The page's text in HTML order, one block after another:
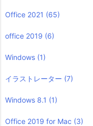
Office 2021 (65)
office 2019 (6)
Windows (1)
イラストレーター (7)
Windows 8.1 (1)
Office 2019 for Mac (3)